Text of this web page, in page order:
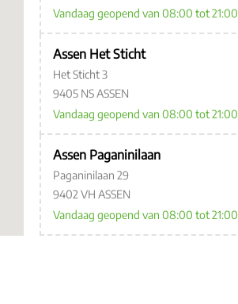
Vandaag geopend van 08:00 tot 21:00
Assen Het Sticht
Het Sticht 3
9405 NS ASSEN
Vandaag geopend van 08:00 tot 21:00
Assen Paganinilaan
Paganinilaan 29
9402 VH ASSEN
Vandaag geopend van 08:00 tot 21:00